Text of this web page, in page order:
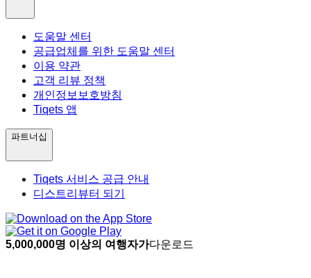
도움말 센터
공급업체를 위한 도움말 센터
이용 약관
고객 리뷰 정책
개인정보보호방침
Tiqets 앱
파트너십
Tiqets 서비스 공급 안내
디스트리뷰터 되기
5,000,000명 이상의 여행자가다운로드